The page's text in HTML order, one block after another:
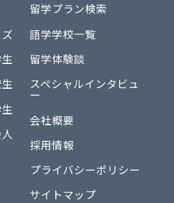
留学プラン検索
語学学校一覧
留学体験談
スペシャルインタビュ
ー
会社概要
採用情報
プライバシーポリシー
サイトマップ